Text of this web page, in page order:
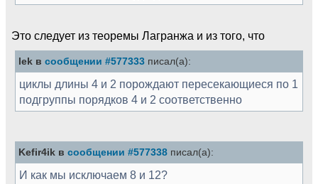
Это следует из теоремы Лагранжа и из того, что
lek в сообщении #577333 писал(а):
циклы длины 4 и 2 порождают пересекающиеся по 1
подгруппы порядков 4 и 2 соответственно
Kefir4ik в сообщении #577338 писал(а):
И как мы исключаем 8 и 12?